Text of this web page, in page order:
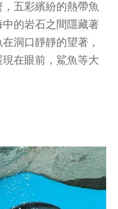
五彩繽紛的熱帶魚
的岩石之間隱藏著
洞口靜靜的望著，
在眼前，鯊魚等大